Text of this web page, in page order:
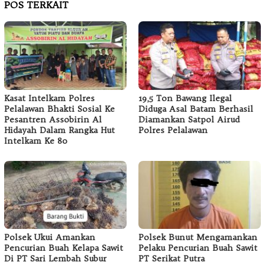
POS TERKAIT
Kasat Intelkam Polres
Pelalawan Bhakti Sosial Ke
Pesantren Assobirin Al
Hidayah Dalam Rangka Hut
Intelkam Ke 80
19,5 Ton Bawang Ilegal
Diduga Asal Batam Berhasil
Diamankan Satpol Airud
Polres Pelalawan
Polsek Ukui Amankan
Pencurian Buah Kelapa Sawit
Di PT Sari Lembah Subur
Polsek Bunut Mengamankan
Pelaku Pencurian Buah Sawit
PT Serikat Putra